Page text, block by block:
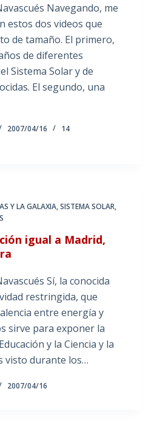
Navegando, me
estos dos videos que
de tamaño. El primero,
de diferentes
Sistema Solar y de
El segundo, una
2007/04/16
14
Y LA GALAXIA,SISTEMA SOLAR,
igual a Madrid,
Sí, la conocida
restringida, que
entre energía y
sirve para exponer la
y la Ciencia y la
visto durante los…
2007/04/16